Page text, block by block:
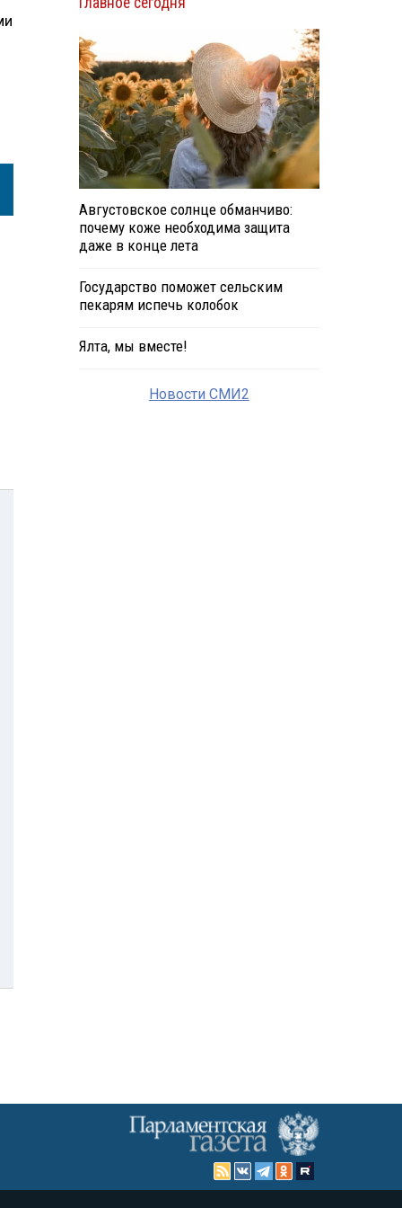
Августовское солнце обманчиво:
почему коже необходима защита
даже в конце лета
Государство поможет сельским
пекарям испечь колобок
Ялта, мы вместе!
Новости СМИ2